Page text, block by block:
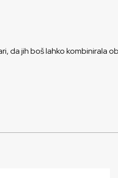
da jih boš lahko kombinirala